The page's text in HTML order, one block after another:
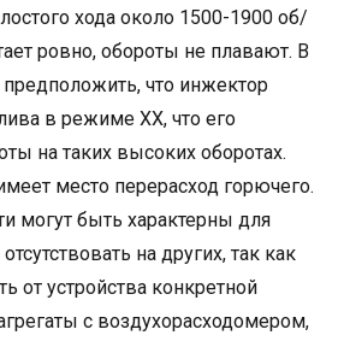
хода около 1500-1900 об/
ровно, обороты не плавают. В
что инжектор
в режиме ХХ, что его
на таких высоких оборотах.
место перерасход горючего.
могут быть характерны для
на других, так как
от устройства конкретной
с воздухорасходомером,